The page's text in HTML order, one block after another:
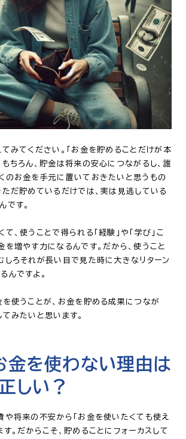
てみてください。「お金を貯めることだけが本
もちろん、貯金は将来の安心につながるし、誰
のお金を手元に置いておきたいと思うもの
ただ貯めているだけでは、実は見逃している
です。
、使うことで得られる「経験」や「学び」こ
を増やす力になるんです。だから、使うこと
しろそれが長い目で見た時に大きなリターン
んですよ。
を使うことが、お金を貯める成果につなが
てみたいと思います。
金を使わない理由は
しい？
や将来の不安から「お金を使いたくても使え
す。だからこそ、貯めることにフォーカスして